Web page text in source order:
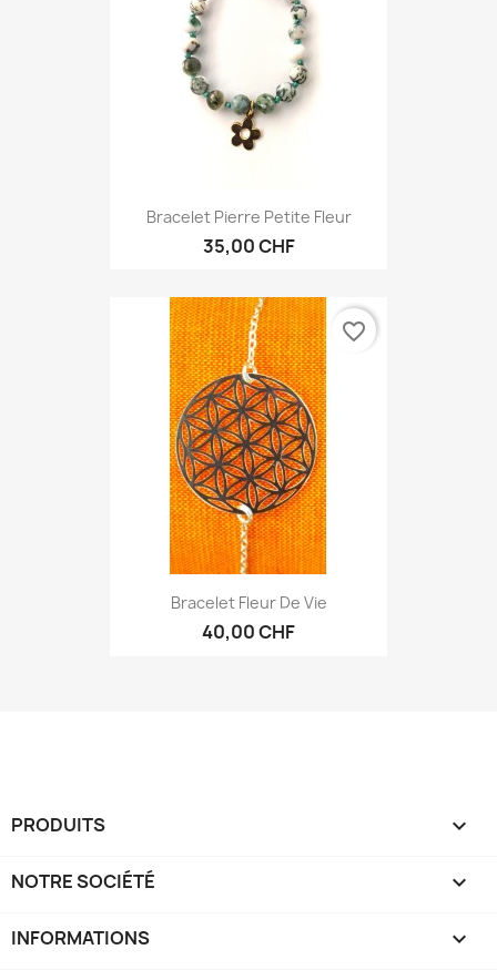
Bracelet Pierre Petite Fleur
35,00 CHF
Bracelet Fleur De Vie
40,00 CHF
favorite_border
PRODUITS 
NOTRE SOCIÉTÉ 
INFORMATIONS keyboard_arrow_down